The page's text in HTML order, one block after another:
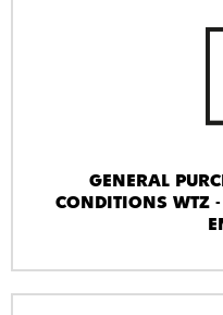
GENERAL
CONDITIONS WTZ